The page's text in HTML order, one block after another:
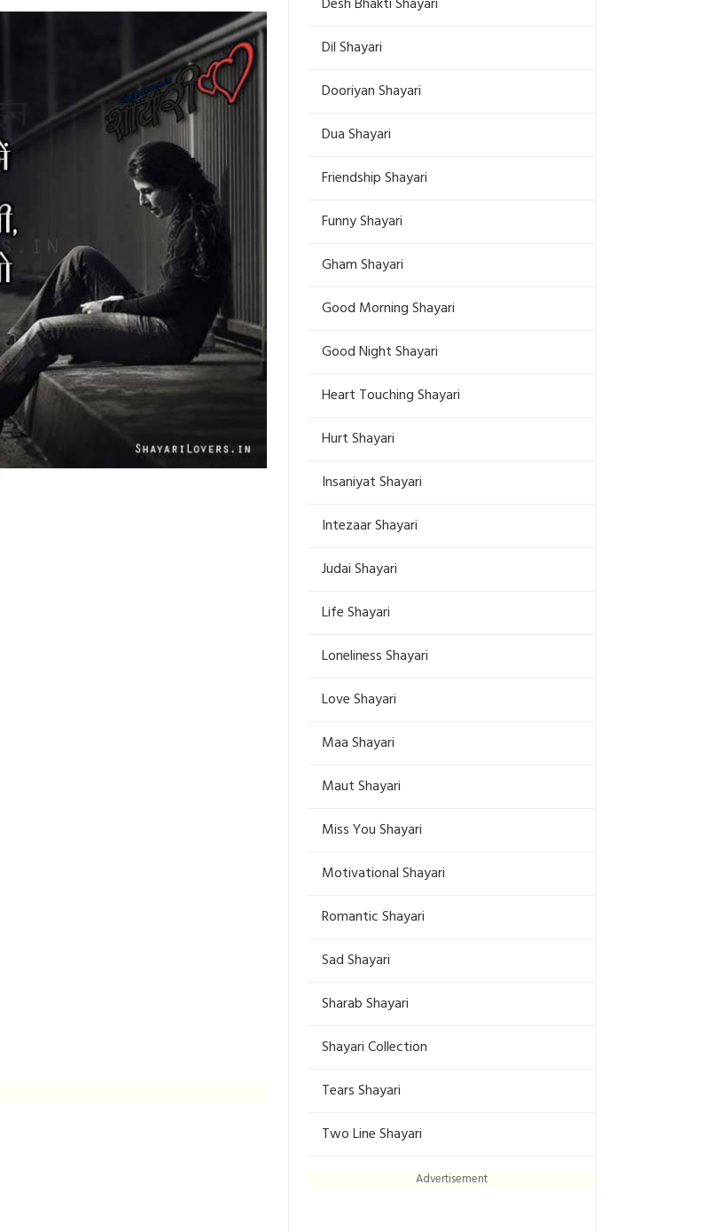
Dil Shayari
Dooriyan Shayari
Dua Shayari
Friendship Shayari
Funny Shayari
Gham Shayari
Good Morning Shayari
Good Night Shayari
Heart Touching Shayari
Hurt Shayari
Insaniyat Shayari
Intezaar Shayari
Judai Shayari
Life Shayari
Loneliness Shayari
Love Shayari
Maa Shayari
Maut Shayari
Miss You Shayari
Motivational Shayari
Romantic Shayari
Sad Shayari
Sharab Shayari
Shayari Collection
Tears Shayari
Two Line Shayari
Advertisement